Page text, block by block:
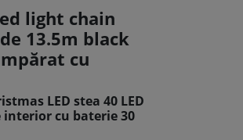
light chain
13.5m black
cu
LED stea 40 LED
interior cu baterie 30